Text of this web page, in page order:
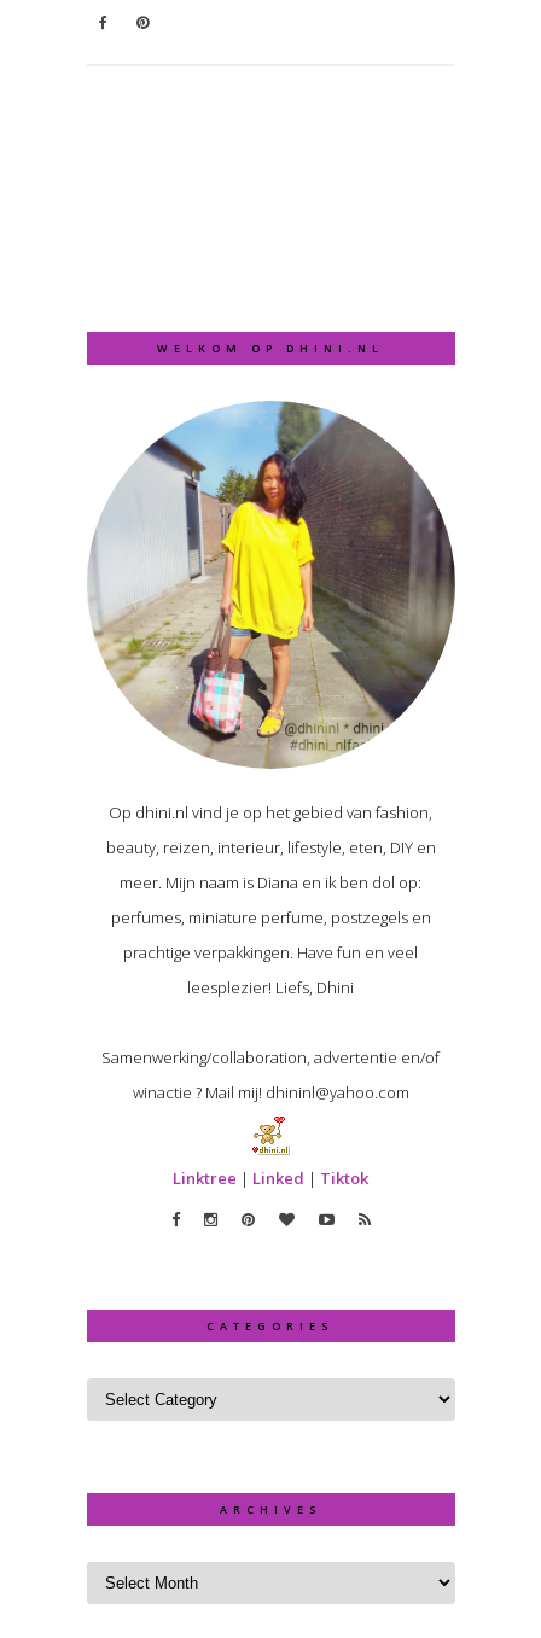
WELKOM OP DHINI.NL
Op dhini.nl vind je op het gebied van fashion,
beauty, reizen, interieur, lifestyle, eten, DIY en
meer. Mijn naam is Diana en ik ben dol op:
perfumes, miniature perfume, postzegels en
prachtige verpakkingen. Have fun en veel
leesplezier! Liefs, Dhini
Samenwerking/collaboration, advertentie en/of
winactie ? Mail mij! dhininl@yahoo.com
Linktree | Linked | Tiktok
CATEGORIES
ARCHIVES